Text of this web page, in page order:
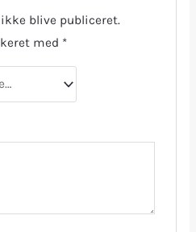
blive publiceret.
med *